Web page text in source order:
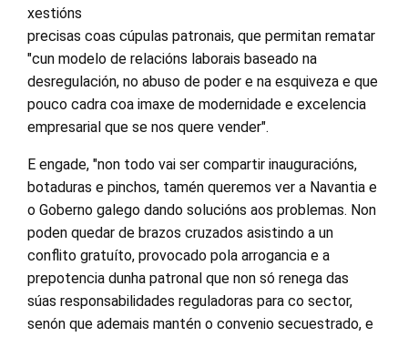
xestións
precisas coas cúpulas patronais, que permitan rematar
"cun modelo de relacións laborais baseado na
desregulación, no abuso de poder e na esquiveza e que
pouco cadra coa imaxe de modernidade e excelencia
empresarial que se nos quere vender".
E engade, "non todo vai ser compartir inauguracións,
botaduras e pinchos, tamén queremos ver a Navantia e
o Goberno galego dando solucións aos problemas. Non
poden quedar de brazos cruzados asistindo a un
conflito gratuíto, provocado pola arrogancia e a
prepotencia dunha patronal que non só renega das
súas responsabilidades reguladoras para co sector,
senón que ademais mantén o convenio secuestrado, e